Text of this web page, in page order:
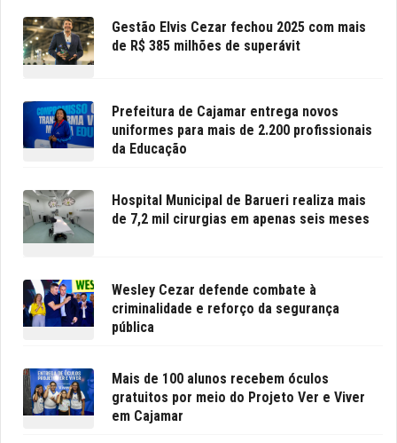
Gestão Elvis Cezar fechou 2025 com mais
de R$ 385 milhões de superávit
Prefeitura de Cajamar entrega novos
uniformes para mais de 2.200 profissionais
da Educação
Hospital Municipal de Barueri realiza mais
de 7,2 mil cirurgias em apenas seis meses
Wesley Cezar defende combate à
criminalidade e reforço da segurança
pública
Mais de 100 alunos recebem óculos
gratuitos por meio do Projeto Ver e Viver
em Cajamar